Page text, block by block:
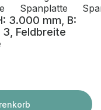
3.000 mm, B:
3, Feldbreite